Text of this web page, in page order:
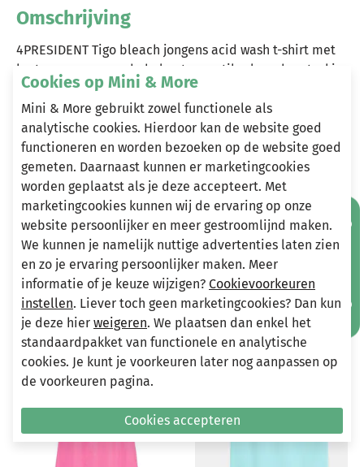
Omschrijving
4PRESIDENT Tigo bleach jongens acid wash t-shirt met
korte mouwen, ronde hals, stoere stiksels en borstzakje.
95% katoen, 5% elastaan
Heeft u vragen?
Stuur een e-mail
info@miniandmore.nl
Andere bekeken ook
Wellicht ook iets voor jou?
-70% -70%
Mis geen aanbiedingen!
Cookies op Mini & More
Mini & More gebruikt zowel functionele als
analytische cookies. Hierdoor kan de website goed
functioneren en worden bezoeken op de website goed
gemeten. Daarnaast kunnen er marketingcookies
worden geplaatst als je deze accepteert. Met
marketingcookies kunnen wij de ervaring op onze
website persoonlijker en meer gestroomlijnd maken.
We kunnen je namelijk nuttige advertenties laten zien
en zo je ervaring persoonlijker maken. Meer
informatie of je keuze wijzigen? Cookievoorkeuren
instellen. Liever toch geen marketingcookies? Dan kun
je deze hier weigeren. We plaatsen dan enkel het
standaardpakket van functionele en analytische
cookies. Je kunt je voorkeuren later nog aanpassen op
de voorkeuren pagina.
Cookies accepteren